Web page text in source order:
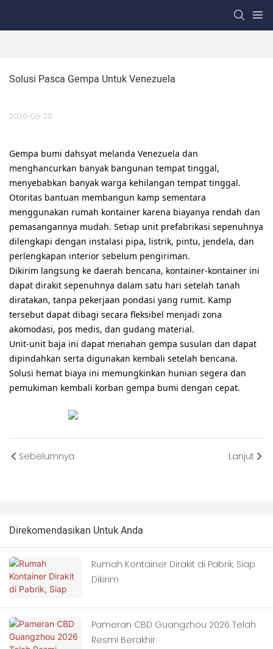
Solusi Pasca Gempa Untuk Venezuela
2026-06-29
Gempa bumi dahsyat melanda Venezuela dan
menghancurkan banyak bangunan tempat tinggal,
menyebabkan banyak warga kehilangan tempat tinggal.
Otoritas bantuan membangun kamp sementara
menggunakan rumah kontainer karena biayanya rendah dan
pemasangannya mudah. ​​Setiap unit prefabrikasi sepenuhnya
dilengkapi dengan instalasi pipa, listrik, pintu, jendela, dan
perlengkapan interior sebelum pengiriman.
Dikirim langsung ke daerah bencana, kontainer-kontainer ini
dapat dirakit sepenuhnya dalam satu hari setelah tanah
diratakan, tanpa pekerjaan pondasi yang rumit. Kamp
tersebut dapat dibagi secara fleksibel menjadi zona
akomodasi, pos medis, dan gudang material.
Unit-unit baja ini dapat menahan gempa susulan dan dapat
dipindahkan serta digunakan kembali setelah bencana.
Solusi hemat biaya ini memungkinkan hunian segera dan
pemukiman kembali korban gempa bumi dengan cepat.
Sebelumnya Lanjut
Direkomendasikan Untuk Anda
Rumah Kontainer Dirakit di Pabrik, Siap
Dikirim
Pameran CBD Guangzhou 2026 Telah
Resmi Berakhir